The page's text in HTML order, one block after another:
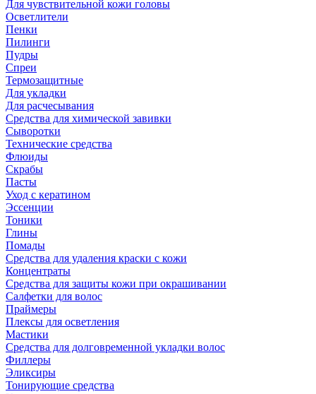
Для чувствительной кожи головы
Осветлители
Пенки
Пилинги
Пудры
Спреи
Термозащитные
Для укладки
Для расчесывания
Средства для химической завивки
Сыворотки
Технические средства
Флюиды
Скрабы
Пасты
Уход с кератином
Эссенции
Тоники
Глины
Помады
Средства для удаления краски с кожи
Концентраты
Средства для защиты кожи при окрашивании
Салфетки для волос
Праймеры
Плексы для осветления
Мастики
Средства для долговременной укладки волос
Филлеры
Эликсиры
Тонирующие средства